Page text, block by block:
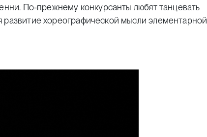
По-прежнему конкурсанты любят танцевать
хореографической мысли элементарной